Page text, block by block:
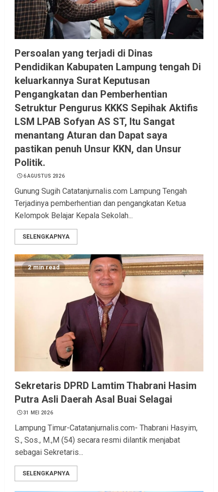
Persoalan yang terjadi di Dinas
Pendidikan Kabupaten Lampung tengah Di
keluarkannya Surat Keputusan
Pengangkatan dan Pemberhentian
Setruktur Pengurus KKKS Sepihak Aktifis
LSM LPAB Sofyan AS ST, Itu Sangat
menantang Aturan dan Dapat saya
pastikan penuh Unsur KKN, dan Unsur
Politik.
6 AGUSTUS 2026
Gunung Sugih Catatanjurnalis.com Lampung Tengah
Terjadinya pemberhentian dan pengangkatan Ketua
Kelompok Belajar Kepala Sekolah...
SELENGKAPNYA
2 min read
Sekretaris DPRD Lamtim Thabrani Hasim
Putra Asli Daerah Asal Buai Selagai
31 MEI 2026
Lampung Timur-Catatanjurnalis.com- Thabrani Hasyim,
S., Sos., M.,M (54) secara resmi dilantik menjabat
sebagai Sekretaris...
SELENGKAPNYA